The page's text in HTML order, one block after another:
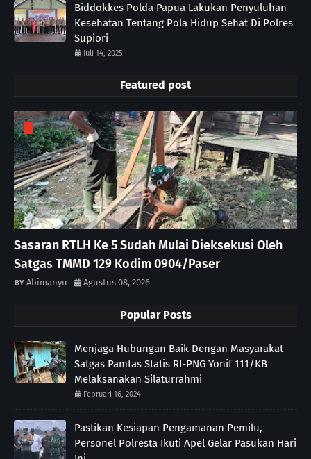
Biddokkes Polda Papua Lakukan Penyuluhan
Kesehatan Tentang Pola Hidup Sehat Di Polres
Supiori
Juli 14, 2025
Featured post
Sasaran RTLH Ke 5 Sudah Mulai Dieksekusi Oleh
Satgas TMMD 129 Kodim 0904/Paser
Abimanyu Agustus 08, 2026
Popular Posts
Menjaga Hubungan Baik Dengan Masyarakat
Satgas Pamtas Statis RI-PNG Yonif 111/KB
Melaksanakan Silaturrahmi
Februari 16, 2024
Pastikan Kesiapan Pengamanan Pemilu,
Personel Polresta Ikuti Apel Gelar Pasukan Hari